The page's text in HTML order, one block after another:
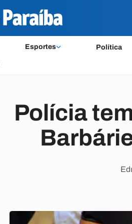
Esportes Política
Polícia